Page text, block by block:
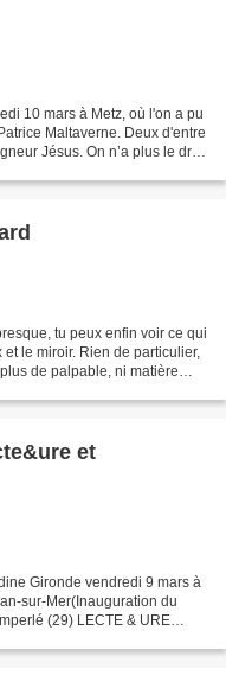
10 mars à Metz, où l'on a pu
Maltaverne. Deux d'entre
Jésus. On n’a plus le droit
tu peux enfin voir ce qui
le miroir. Rien de particulier,
de palpable, ni matière
et
Gironde vendredi 9 mars à
sur-Mer(Inauguration du
(29) LECTE & URE